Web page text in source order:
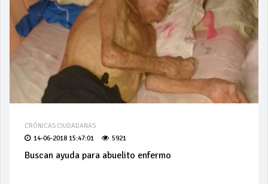
CRÓNICAS CIUDADANAS
14-06-2018 15:47:01 5921
Buscan ayuda para abuelito enfermo